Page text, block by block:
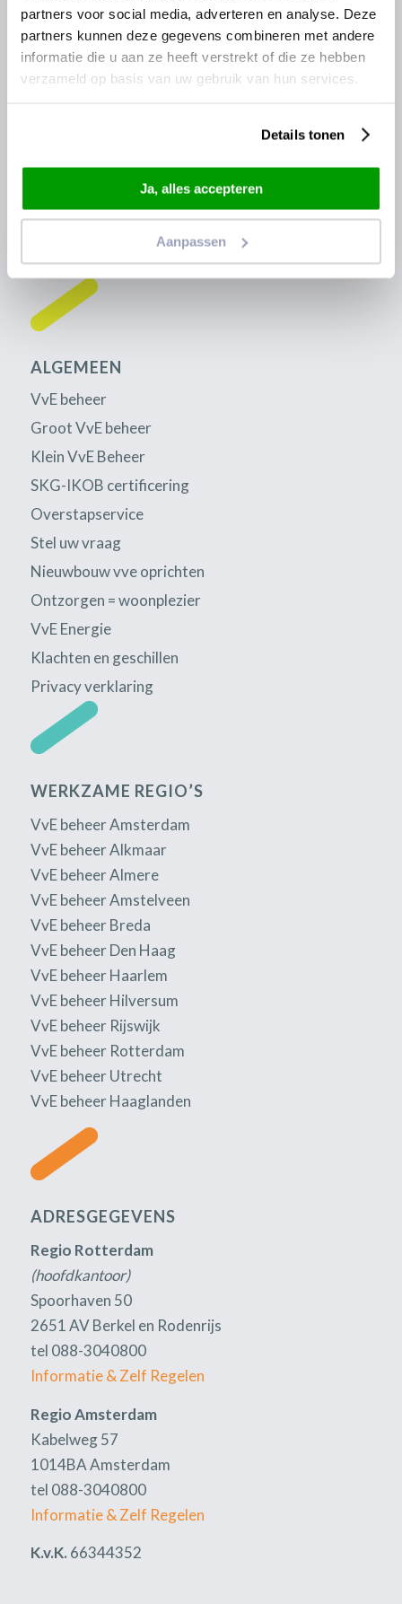
partners voor social media, adverteren en analyse. Deze
partners kunnen deze gegevens combineren met andere
informatie die u aan ze heeft verstrekt of die ze hebben
verzameld op basis van uw gebruik van hun services.
Details tonen
Ja, alles accepteren
Aanpassen
Ambassadeur
Algemene voorwaarden
Disclaimer
ALGEMEEN
VvE beheer
Groot VvE beheer
Klein VvE Beheer
SKG-IKOB certificering
Overstapservice
Stel uw vraag
Nieuwbouw vve oprichten
Ontzorgen = woonplezier
VvE Energie
Klachten en geschillen
Privacy verklaring
WERKZAME REGIO’S
VvE beheer Amsterdam
VvE beheer Alkmaar
VvE beheer Almere
VvE beheer Amstelveen
VvE beheer Breda
VvE beheer Den Haag
VvE beheer Haarlem
VvE beheer Hilversum
VvE beheer Rijswijk
VvE beheer Rotterdam
VvE beheer Utrecht
VvE beheer Haaglanden
ADRESGEGEVENS
Regio Rotterdam
(hoofdkantoor)
Spoorhaven 50
2651 AV Berkel en Rodenrijs
tel 088-3040800
Informatie & Zelf Regelen
Regio Amsterdam
Kabelweg 57
1014BA Amsterdam
tel 088-3040800
Informatie & Zelf Regelen
K.v.K. 66344352